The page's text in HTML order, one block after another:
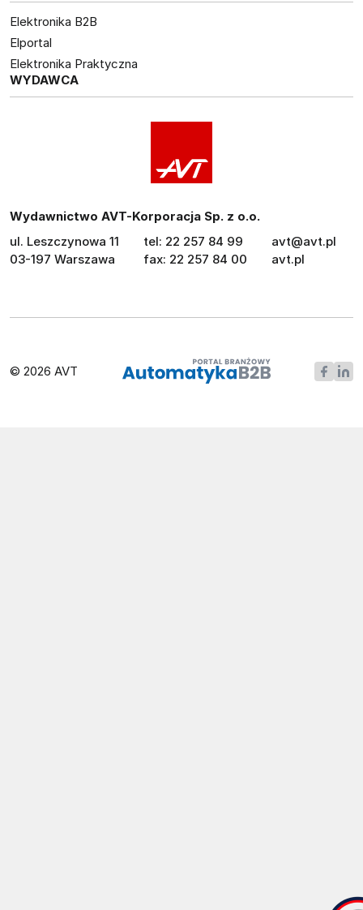
Elektronika B2B
Elportal
Elektronika Praktyczna
WYDAWCA
Wydawnictwo AVT-Korporacja Sp. z o.o.
ul. Leszczynowa 11
03-197 Warszawa
tel: 22 257 84 99
fax: 22 257 84 00
avt@avt.pl
avt.pl
© 2026 AVT